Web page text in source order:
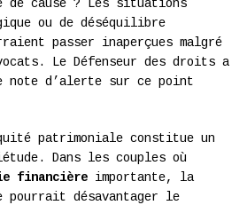
de cause ? Les situations
ou de déséquilibre
passer inaperçues malgré
Le Défenseur des droits a
note d’alerte sur ce point
patrimoniale constitue un
Dans les couples où
financière importante, la
pourrait désavantager le